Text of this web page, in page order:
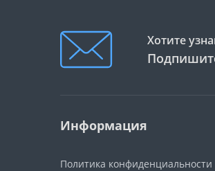
Хотите
Информация
Политика конфиденциальности